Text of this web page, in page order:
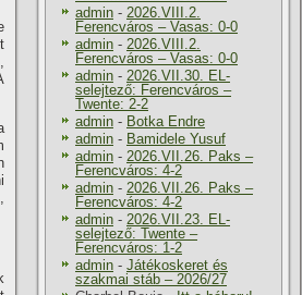
admin - 2026.VIII.2.
Ferencváros – Vasas: 0-0
admin - 2026.VIII.2.
Ferencváros – Vasas: 0-0
admin - 2026.VII.30. EL-
selejtező: Ferencváros –
Twente: 2-2
admin - Botka Endre
admin - Bamidele Yusuf
admin - 2026.VII.26. Paks –
Ferencváros: 4-2
admin - 2026.VII.26. Paks –
Ferencváros: 4-2
admin - 2026.VII.23. EL-
selejtező: Twente –
Ferencváros: 1-2
admin - Játékoskeret és
szakmai stáb – 2026/27